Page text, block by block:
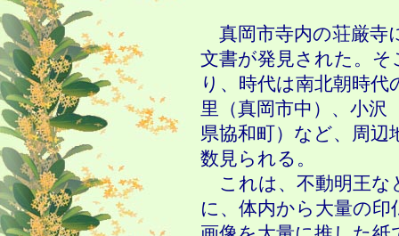
真岡市寺内の荘厳寺
文書が発見された。
り、時代は南北朝時
里（真岡市中）、小沢
県協和町）など、周
数見られる。
これは、不動明王な
に、体内から大量の